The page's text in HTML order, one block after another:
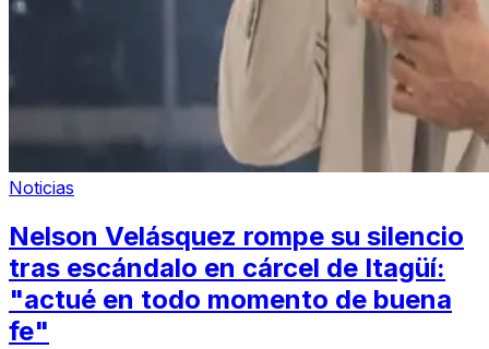
Noticias
Nelson Velásquez rompe su silencio
tras escándalo en cárcel de Itagüí:
"actué en todo momento de buena
fe"